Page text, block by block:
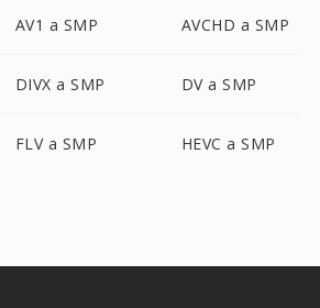
AV1 a SMP AVCHD a SMP
DIVX a SMP DV a SMP
FLV a SMP HEVC a SMP